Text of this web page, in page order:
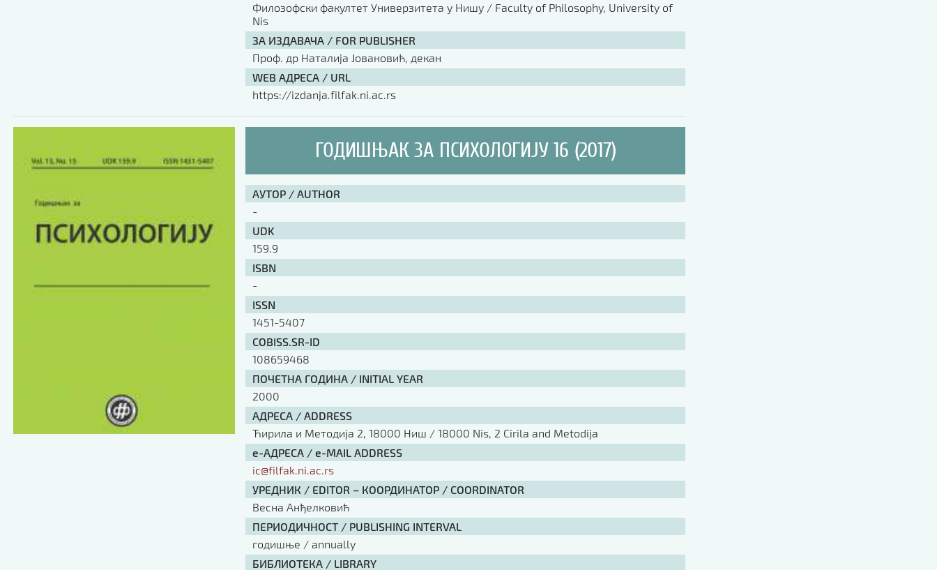
Филозофски факултет Универзитета у Нишу / Faculty of Philosophy, University of
Nis
ЗА ИЗДАВАЧА / FOR PUBLISHER
Проф. др Наталија Јовановић, декан
WEB АДРЕСА / URL
https://izdanja.filfak.ni.ac.rs
ГОДИШЊАК ЗА ПСИХОЛОГИЈУ 16 (2017)
АУТОР / AUTHOR
-
UDK
159.9
ISBN
-
ISSN
1451-5407
COBISS.SR-ID
108659468
ПОЧЕТНА ГОДИНА / INITIAL YEAR
2000
АДРЕСА / ADDRESS
Ћирила и Методија 2, 18000 Ниш / 18000 Nis, 2 Cirila and Metodija
е-АДРЕСА / e-MAIL ADDRESS
ic@filfak.ni.ac.rs
УРЕДНИК / EDITOR – КООРДИНАТОР / COORDINATOR
Весна Анђелковић
ПЕРИОДИЧНОСТ / PUBLISHING INTERVAL
годишње / annually
БИБЛИОТЕКА / LIBRARY